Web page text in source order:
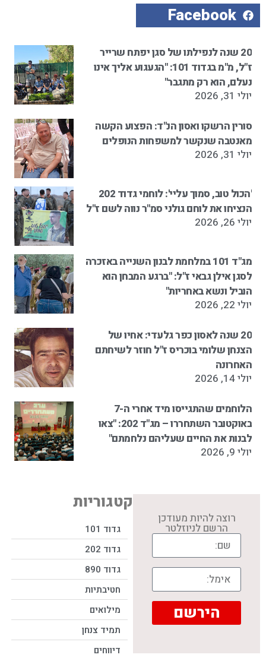
Facebook
20 שנה לנפילתו של סגן יפתח שרייר
ז"ל, מ"מ בגדוד 101: "הגעגוע אליך אינו
נעלם, הוא רק מתגבר"
יולי 31, 2026
סורין הרשקו ואסון הנ"ד: הפצוע הקשה
מאנטבה שנקשר למשפחות הנופלים
יולי 31, 2026
'הכול טוב, סמוך עליי': לוחמי גדוד 202
הנציחו את לוחם גולני סמ"ר נווה לשם ז"ל
יולי 26, 2026
מג"ד 101 במלחמת לבנון השנייה באזכרה
לסגן אילן גבאי ז"ל: "ברגע המבחן הוא
הוביל ונשא באחריות"
יולי 22, 2026
20 שנה לאסון כפר גלעדי: אחיו של
הצנחן שלומי בוכריס ז"ל חוזר לשיחתם
האחרונה
יולי 14, 2026
הלוחמים שהתגייסו מיד אחרי ה-7
באוקטובר השתחררו – מג"ד 202: "צאו
לבנות את החיים שעליהם נלחמתם"
יולי 9, 2026
קטגוריות
גדוד 101
גדוד 202
גדוד 890
חטיבתיות
מילואים
תמיד צנחן
דיווחים
רוצה להיות מעודכן
הרשם לניוזלטר
הירשם